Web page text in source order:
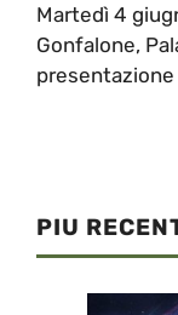
Martedì 4
Gonfalone,
presentazione
PIU